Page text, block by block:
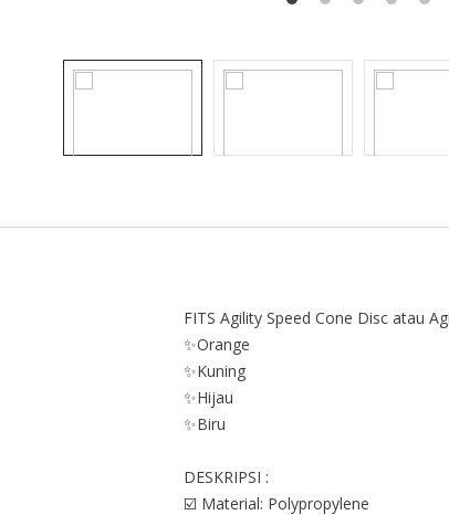
FITS Agility Speed Cone Disc atau
✨Orange
✨Kuning
✨Hijau
✨Biru
DESKRIPSI :
☑️ Material: Polypropylene